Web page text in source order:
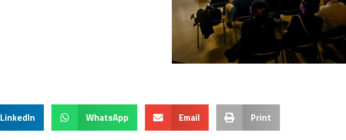
LinkedIn WhatsApp Email Print